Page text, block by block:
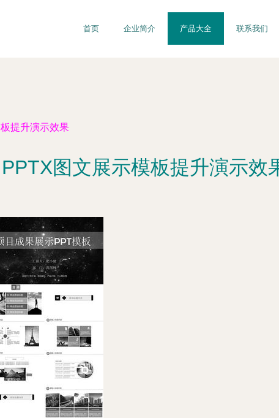
首页 企业简介 产品大全 联系我们
提升演示效果
图文展示模板提升演示效